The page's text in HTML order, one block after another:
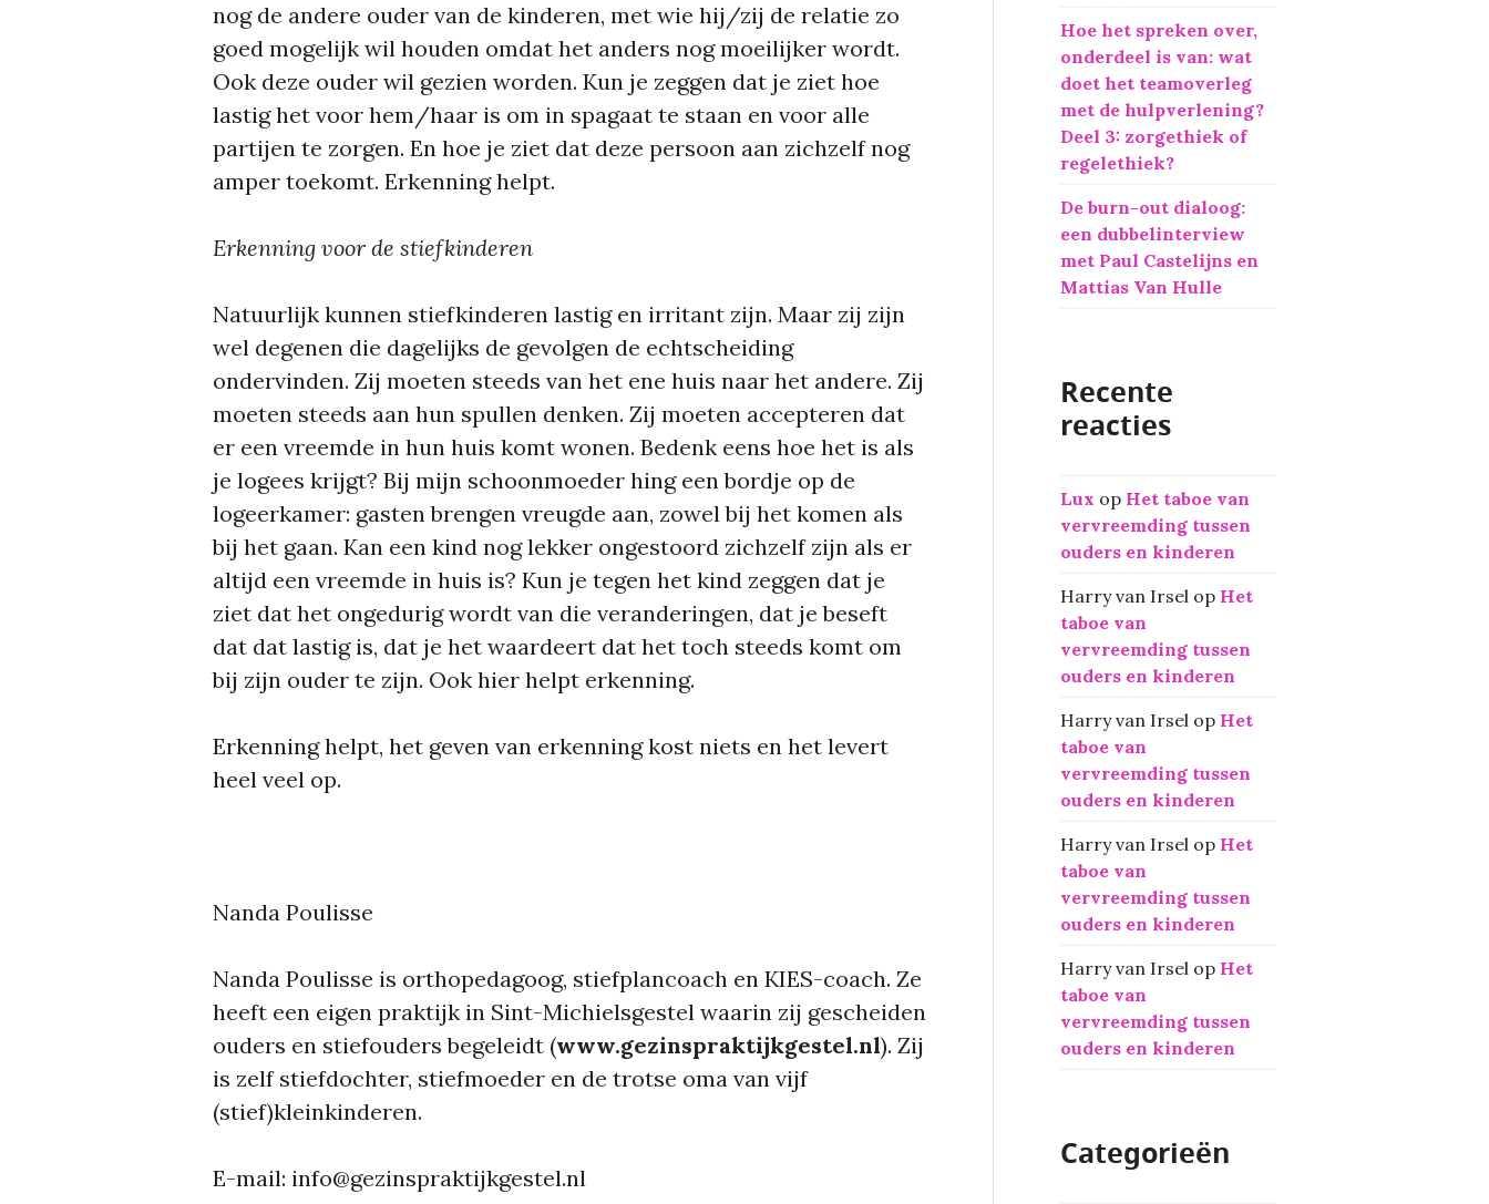
nog de andere ouder van de kinderen, met wie hij/zij de relatie zo
goed mogelijk wil houden omdat het anders nog moeilijker wordt.
Ook deze ouder wil gezien worden. Kun je zeggen dat je ziet hoe
lastig het voor hem/haar is om in spagaat te staan en voor alle
partijen te zorgen. En hoe je ziet dat deze persoon aan zichzelf nog
amper toekomt. Erkenning helpt.
Erkenning voor de stiefkinderen
Natuurlijk kunnen stiefkinderen lastig en irritant zijn. Maar zij zijn
wel degenen die dagelijks de gevolgen de echtscheiding
ondervinden. Zij moeten steeds van het ene huis naar het andere. Zij
moeten steeds aan hun spullen denken. Zij moeten accepteren dat
er een vreemde in hun huis komt wonen. Bedenk eens hoe het is als
je logees krijgt? Bij mijn schoonmoeder hing een bordje op de
logeerkamer: gasten brengen vreugde aan, zowel bij het komen als
bij het gaan. Kan een kind nog lekker ongestoord zichzelf zijn als er
altijd een vreemde in huis is? Kun je tegen het kind zeggen dat je
ziet dat het ongedurig wordt van die veranderingen, dat je beseft
dat dat lastig is, dat je het waardeert dat het toch steeds komt om
bij zijn ouder te zijn. Ook hier helpt erkenning.
Erkenning helpt, het geven van erkenning kost niets en het levert
heel veel op.
Nanda Poulisse
Nanda Poulisse is orthopedagoog, stiefplancoach en KIES-coach. Ze
heeft een eigen praktijk in Sint-Michielsgestel waarin zij gescheiden
ouders en stiefouders begeleidt (www.gezinspraktijkgestel.nl). Zij
is zelf stiefdochter, stiefmoeder en de trotse oma van vijf
(stief)kleinkinderen.
E-mail: info@gezinspraktijkgestel.nl
Hoe het spreken over,
onderdeel is van: wat
doet het teamoverleg
met de hulpverlening?
Deel 3: zorgethiek of
regelethiek?
De burn-out dialoog:
een dubbelinterview
met Paul Castelijns en
Mattias Van Hulle
Recente
reacties
Lux op Het taboe van
vervreemding tussen
ouders en kinderen
Harry van Irsel op Het
taboe van
vervreemding tussen
ouders en kinderen
Harry van Irsel op Het
taboe van
vervreemding tussen
ouders en kinderen
Harry van Irsel op Het
taboe van
vervreemding tussen
ouders en kinderen
Harry van Irsel op Het
taboe van
vervreemding tussen
ouders en kinderen
Categorieën